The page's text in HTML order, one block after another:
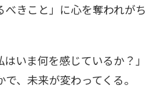
べきこと」に心を奪われがち
いま何を感じているか？」
、未来が変わってくる。